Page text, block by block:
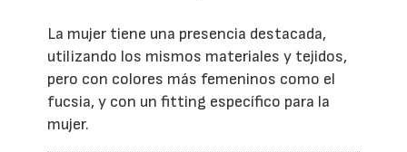
La mujer tiene una presencia destacada,
utilizando los mismos materiales y tejidos,
pero con colores más femeninos como el
fucsia, y con un fitting específico para la
mujer.